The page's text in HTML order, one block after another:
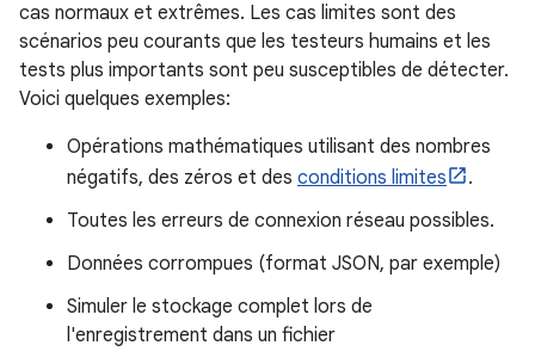
cas normaux et extrêmes. Les cas limites sont des
scénarios peu courants que les testeurs humains et les
tests plus importants sont peu susceptibles de détecter.
Voici quelques exemples:
Opérations mathématiques utilisant des nombres
négatifs, des zéros et des conditions limites
.
Toutes les erreurs de connexion réseau possibles.
Données corrompues (format JSON, par exemple)
Simuler le stockage complet lors de
l'enregistrement dans un fichier